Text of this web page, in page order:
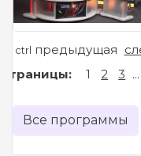
ctrl предыдущая
Страницы: 1 2 3 ...
Все программы